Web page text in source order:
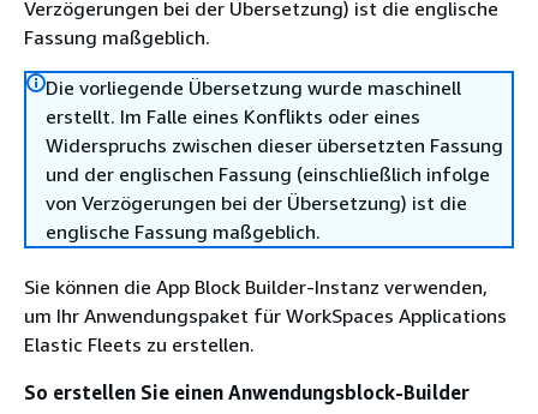
Verzögerungen bei der Übersetzung) ist die englische
Fassung maßgeblich.
Die vorliegende Übersetzung wurde maschinell
erstellt. Im Falle eines Konflikts oder eines
Widerspruchs zwischen dieser übersetzten Fassung
und der englischen Fassung (einschließlich infolge
von Verzögerungen bei der Übersetzung) ist die
englische Fassung maßgeblich.
Sie können die App Block Builder-Instanz verwenden,
um Ihr Anwendungspaket für WorkSpaces Applications
Elastic Fleets zu erstellen.
So erstellen Sie einen Anwendungsblock-Builder